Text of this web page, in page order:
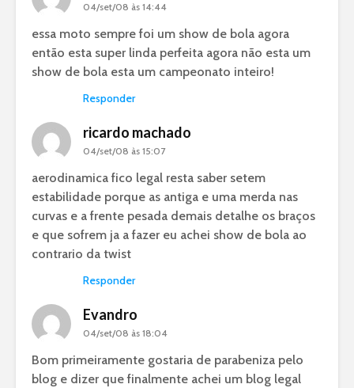
04/set/08 às 14:44
essa moto sempre foi um show de bola agora
então esta super linda perfeita agora não esta um
show de bola esta um campeonato inteiro!
Responder
ricardo machado
04/set/08 às 15:07
aerodinamica fico legal resta saber setem
estabilidade porque as antiga e uma merda nas
curvas e a frente pesada demais detalhe os braços
e que sofrem ja a fazer eu achei show de bola ao
contrario da twist
Responder
Evandro
04/set/08 às 18:04
Bom primeiramente gostaria de parabeniza pelo
blog e dizer que finalmente achei um blog legal